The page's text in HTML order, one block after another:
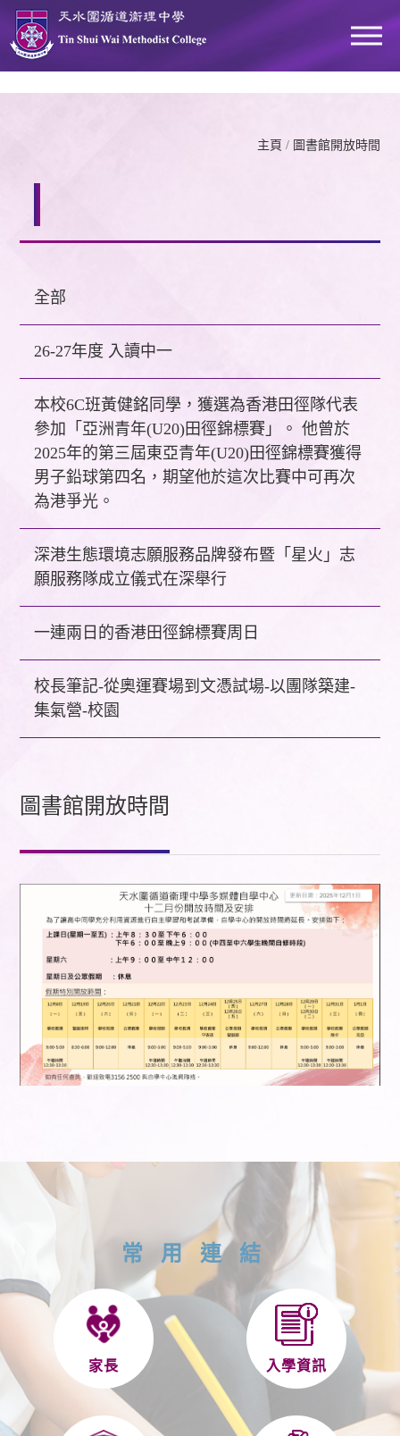
主頁 / 圖書館開放時間
全部
26-27年度 入讀中一
本校6C班黃健銘同學，獲選為香港田徑隊代表
參加「亞洲青年(U20)田徑錦標賽」。 他曾於
2025年的第三屆東亞青年(U20)田徑錦標賽獲得
男子鉛球第四名，期望他於這次比賽中可再次
為港爭光。
深港生態環境志願服務品牌發布暨「星火」志
願服務隊成立儀式在深舉行
一連兩日的香港田徑錦標賽周日
校長筆記-從奧運賽場到文憑試場-以團隊築建-
集氣營-校園
圖書館開放時間
常用連結
家長 入學資訊